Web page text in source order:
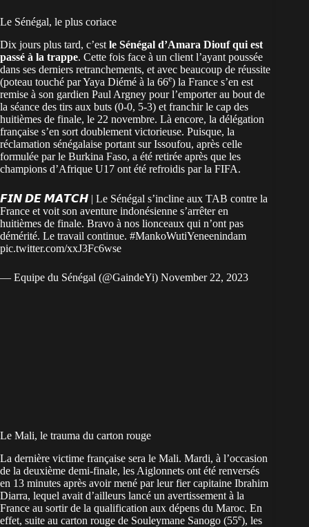
Le Sénégal, le plus coriace
Dix jours plus tard, c’est le Sénégal d’Amara Diouf qui est
passé à la trappe. Cette fois face à un client l’ayant poussée
dans ses derniers retranchements, et avec beaucoup de réussite
(poteau touché par Yaya Diémé à la 66e) la France s’en est
remise à son gardien Paul Argney pour l’emporter au bout de
la séance des tirs aux buts (0-0, 5-3) et franchir le cap des
huitièmes de finale, le 22 novembre. Là encore, la délégation
française s’en sort doublement victorieuse. Puisque, la
réclamation sénégalaise portant sur Issoufou, après celle
formulée par le Burkina Faso, a été retirée après que les
champions d’Afrique U17 ont été refroidis par la FIFA.
𝙁𝙄𝙉 𝘿𝙀 𝙈𝘼𝙏𝘾𝙃 | Le Sénégal s’incline aux TAB contre la
France et voit son aventure indonésienne s’arrêter en
huitièmes de finale. Bravo à nos lionceaux qui n’ont pas
démérité. Le travail continue. #MankoWutiYeneenindam
pic.twitter.com/xxJ3Fc6wse
— Equipe du Sénégal (@GaindeYi) November 22, 2023
Le Mali, le trauma du carton rouge
La dernière victime française sera le Mali. Mardi, à l’occasion
de la deuxième demi-finale, les Aiglonnets ont été renversés
en 13 minutes après avoir mené par leur fier capitaine Ibrahim
Diarra, lequel avait d’ailleurs lancé un avertissement à la
France au sortir de la qualification aux dépens du Maroc. En
effet, suite au carton rouge de Souleymane Sanogo (55e), les